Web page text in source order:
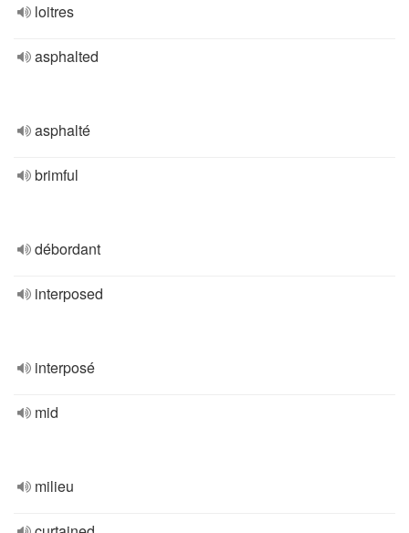
loitres
asphalted
asphalté
brimful
débordant
interposed
interposé
mid
milieu